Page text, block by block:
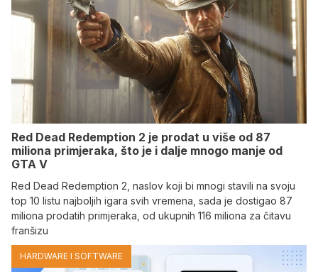
Red Dead Redemption 2 je prodat u više od 87
miliona primjeraka, što je i dalje mnogo manje od
GTA V
Red Dead Redemption 2, naslov koji bi mnogi stavili na svoju
top 10 listu najboljih igara svih vremena, sada je dostigao 87
miliona prodatih primjeraka, od ukupnih 116 miliona za čitavu
franšizu
HARDWARE I SOFTWARE